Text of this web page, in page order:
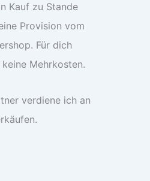
Kauf zu Stande
Provision vom
Für dich
Mehrkosten.
verdiene ich an